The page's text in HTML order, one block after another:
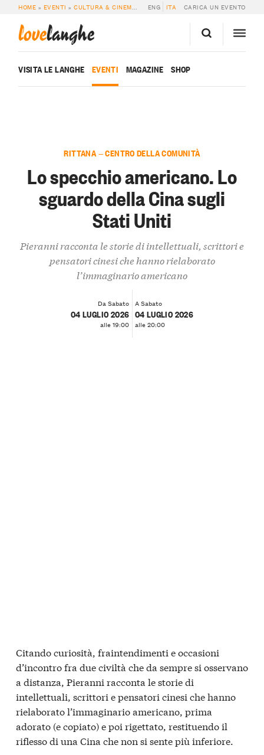
HOME » EVENTI »CULTURA & CINEMA » LO SPECCHIO AMERICANO. LO
ENG ITA CARICA UN EVENTO
lovelanghe
VISITA LE LANGHE EVENTI MAGAZINE SHOP
RITTANA — CENTRO DELLA COMUNITÀ
Lo specchio americano. Lo
sguardo della Cina sugli
Stati Uniti
Pieranni racconta le storie di intellettuali, scrittori e
pensatori cinesi che hanno rielaborato
l’immaginario americano
Da Sabato
04 LUGLIO 2026
alle 19:00
A Sabato
04 LUGLIO 2026
alle 20:00
Citando curiosità, fraintendimenti e occasioni
d’incontro fra due civiltà che da sempre si osservano
a distanza, Pieranni racconta le storie di
intellettuali, scrittori e pensatori cinesi che hanno
rielaborato l’immaginario americano, prima
adorato (e copiato) e poi rigettato, restituendo il
riflesso di una Cina che non si sente più inferiore.